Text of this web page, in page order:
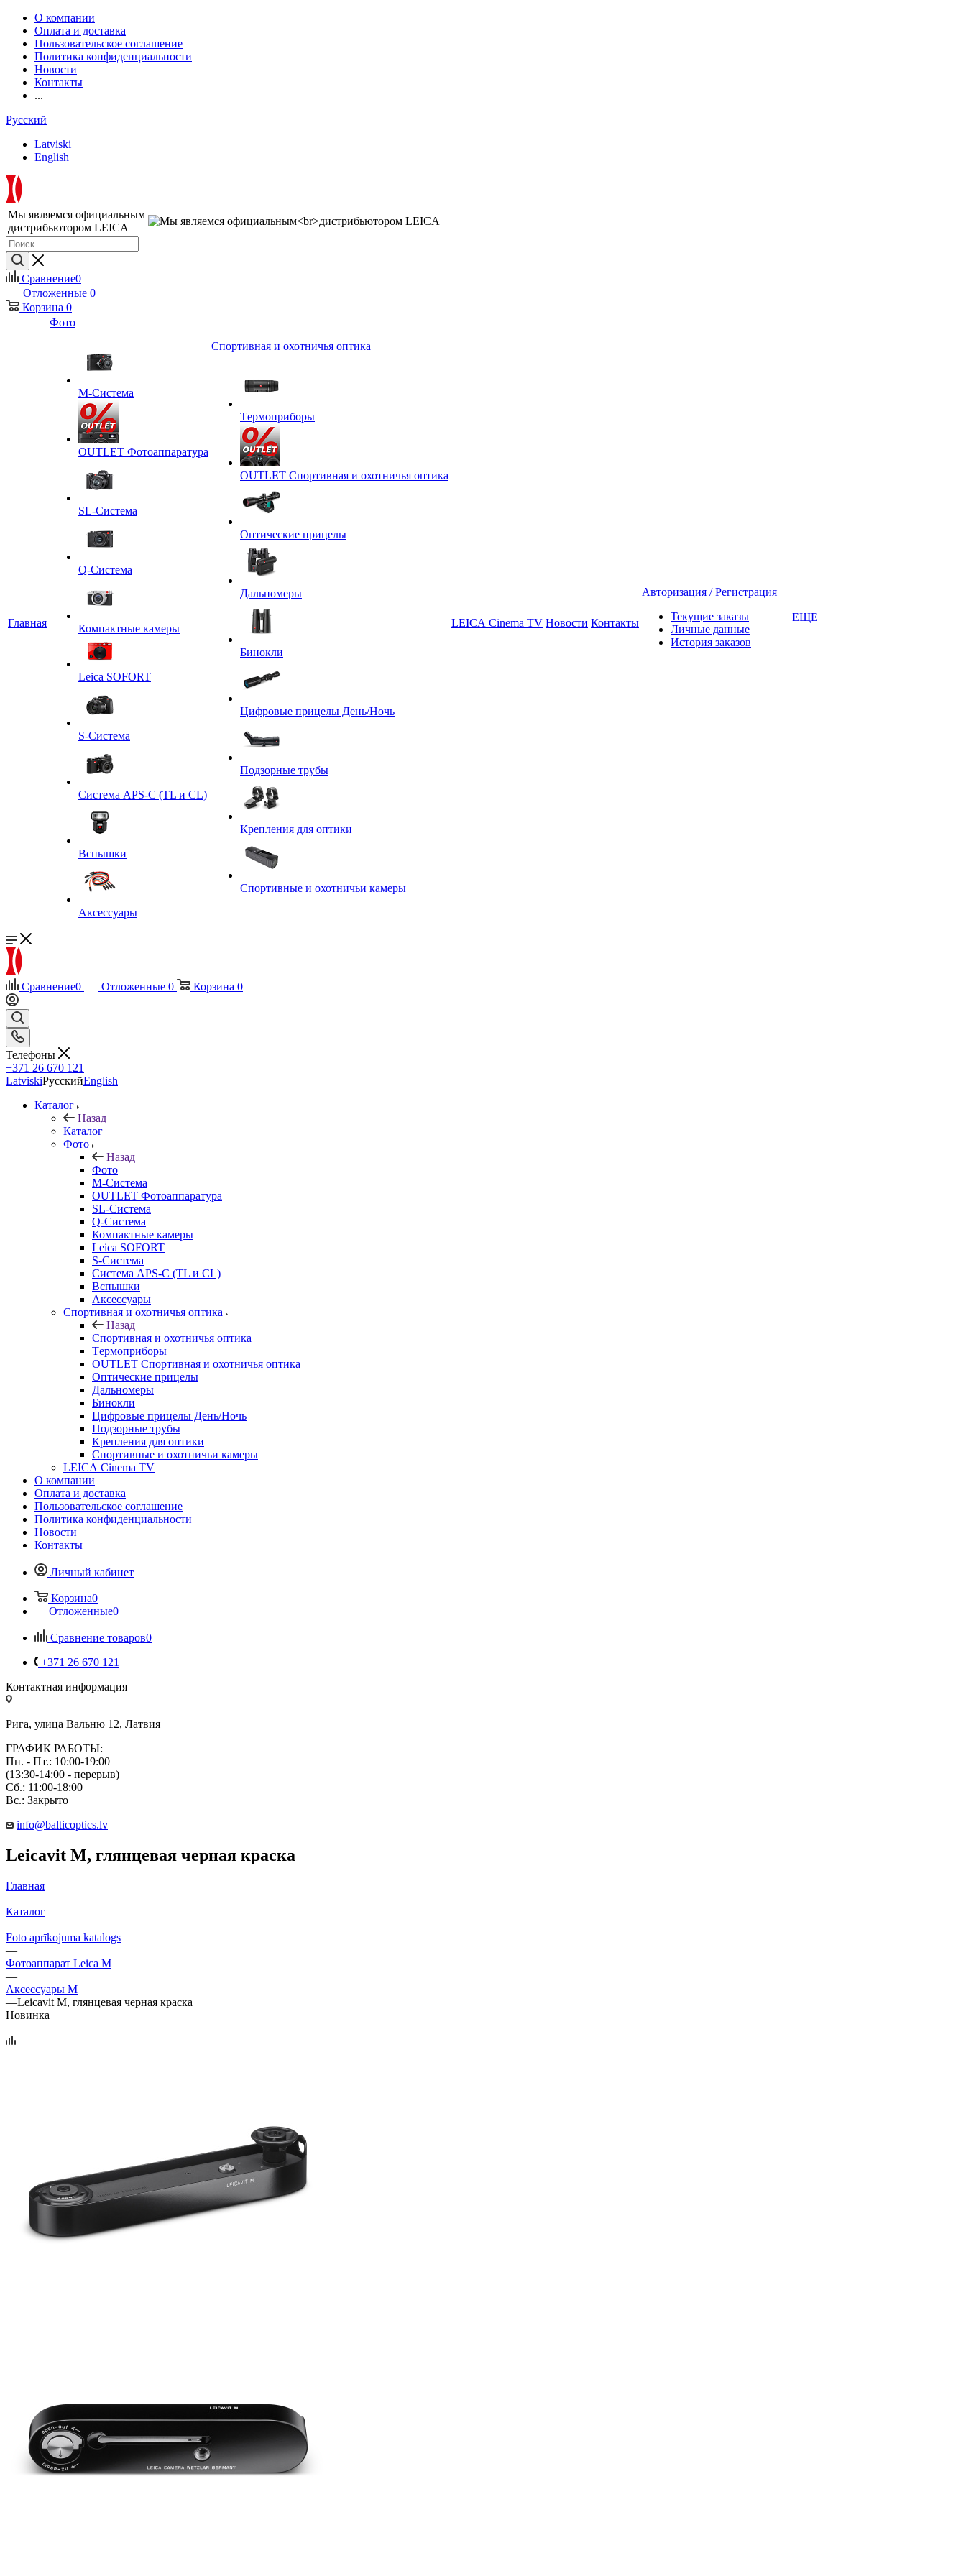
О компании
Оплата и доставка
Пользовательское соглашение
Политика конфиденциальности
Новости
Контакты
...
Русский
Latviski
English
Мы являемся официальным
дистрибьютором LEICA
Сравнение0
Отложенные 0
Корзина 0
Главная
Фото
M-Система
OUTLET Фотоаппаратура
SL-Система
Q-Cистема
Компактные камеры
Leica SOFORT
S-Система
Система APS-C (TL и CL)
Вспышки
Аксессуары
Спортивная и охотничья оптика
Tермоприборы
OUTLET Спортивная и охотничья оптика
Оптические прицелы
Дальномеры
Бинокли
Цифровые прицелы День/Ночь
Подзорные трубы
Крепления для оптики
Спортивные и охотничьи камеры
LEICA Cinema TV Новости Контакты
Авторизация / Регистрация
Текущие заказы
Личные данные
История заказов
+ ЕЩЕ
Сравнение0 Отложенные 0 Корзина 0
Телефоны
+371 26 670 121
LatviskiРусскийEnglish
Каталог
Назад
Каталог
Фото
Назад
Фото
M-Система
OUTLET Фотоаппаратура
SL-Система
Q-Cистема
Компактные камеры
Leica SOFORT
S-Система
Система APS-C (TL и CL)
Вспышки
Аксессуары
Спортивная и охотничья оптика
Назад
Спортивная и охотничья оптика
Tермоприборы
OUTLET Спортивная и охотничья оптика
Оптические прицелы
Дальномеры
Бинокли
Цифровые прицелы День/Ночь
Подзорные трубы
Крепления для оптики
Спортивные и охотничьи камеры
LEICA Cinema TV
О компании
Оплата и доставка
Пользовательское соглашение
Политика конфиденциальности
Новости
Контакты
Личный кабинет
Корзина0
Отложенные0
Сравнение товаров0
+371 26 670 121
Контактная информация
Рига, улица Вальню 12, Латвия
ГРАФИК РАБОТЫ:
Пн. - Пт.: 10:00-19:00
(13:30-14:00 - перерыв)
Сб.: 11:00-18:00
Вс.: Закрыто
info@balticoptics.lv
Leicavit M, глянцевая черная краска
Главная
—
Каталог
—
Foto aprīkojuma katalogs
—
Фотоаппарат Leica M
—
Аксессуары М
—Leicavit M, глянцевая черная краска
Новинка